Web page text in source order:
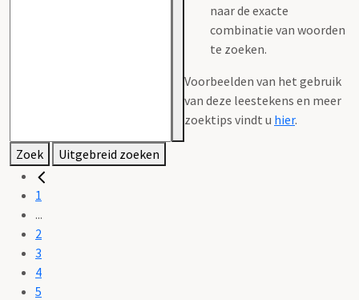
naar de exacte
combinatie van woorden
te zoeken.
Voorbeelden van het gebruik
van deze leestekens en meer
zoektips vindt u hier.
Zoek Uitgebreid zoeken
1
...
2
3
4
5